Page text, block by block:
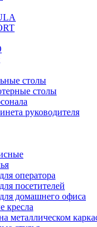
столы
столы
руководителя
оператора
посетителей
домашнего офиса
кресла
металлическом